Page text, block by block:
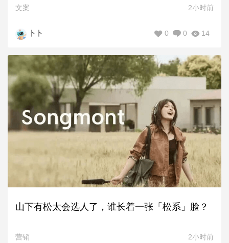
文案 2小时前
卜卜 14
0
0
山下有松太会选人了，谁长着一张「松系」脸？
营销 2小时前